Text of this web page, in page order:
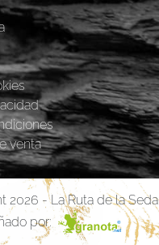
venta
2026 - La Ruta de la Seda
por: